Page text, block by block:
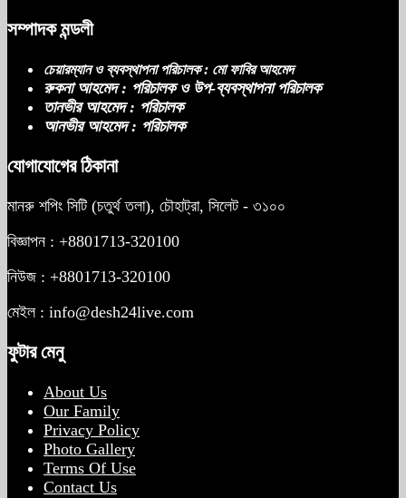
সম্পাদক মন্ডলী
চেয়ারম্যান ও ব্যবস্থাপনা পরিচালক : মো ফাবির আহমেদ
রুকনা আহমেদ : পরিচালক ও উপ-ব্যবস্থাপনা পরিচালক
তানভীর আহমেদ : পরিচালক
আনভীর আহমেদ : পরিচালক
যোগাযোগের ঠিকানা
মানরু শপিং সিটি (চতুর্থ তলা), চৌহাট্রা, সিলেট - ৩১০০
বিজ্ঞাপন : +8801713-320100
নিউজ : +8801713-320100
মেইল : info@desh24live.com
ফুটার মেনু
About Us
Our Family
Privacy Policy
Photo Gallery
Terms Of Use
Contact Us